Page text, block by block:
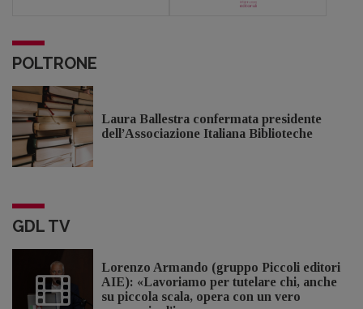
POLTRONE
Laura Ballestra confermata presidente
dell’Associazione Italiana Biblioteche
GDL TV
Lorenzo Armando (gruppo Piccoli editori
AIE): «Lavoriamo per tutelare chi, anche
su piccola scala, opera con un vero